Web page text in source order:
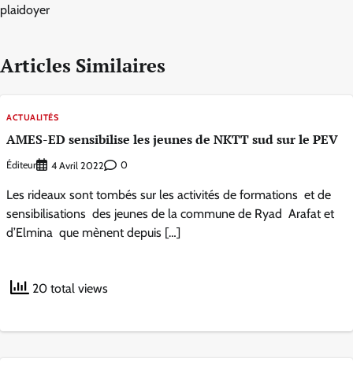
plaidoyer
Articles Similaires
ACTUALITÉS
AMES-ED sensibilise les jeunes de NKTT sud sur le PEV
Éditeur 4 Avril 2022 0
Les rideaux sont tombés sur les activités de formations et de
sensibilisations des jeunes de la commune de Ryad Arafat et
d’Elmina que mènent depuis […]
20 total views